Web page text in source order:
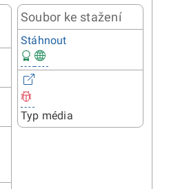
Soubor ke stažení
Stáhnout
Typ média